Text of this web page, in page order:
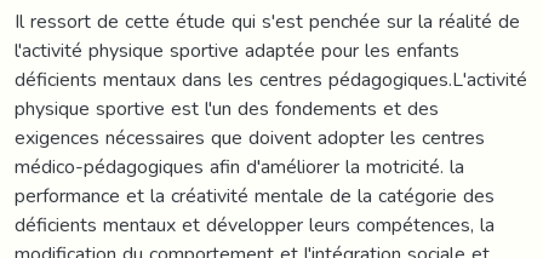
Il ressort de cette étude qui s'est penchée sur la réalité de
l'activité physique sportive adaptée pour les enfants
déficients mentaux dans les centres pédagogiques.L'activité
physique sportive est l'un des fondements et des
exigences nécessaires que doivent adopter les centres
médico-pédagogiques afin d'améliorer la motricité. la
performance et la créativité mentale de la catégorie des
déficients mentaux et développer leurs compétences, la